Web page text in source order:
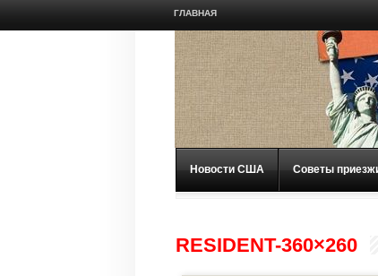
ГЛАВНАЯ
Новости США Советы
RESIDENT-360×260